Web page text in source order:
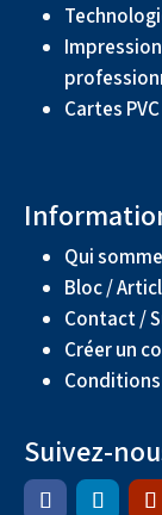
Cartes
Qui
Bloc /
Contact /
Créer un
Suivez-